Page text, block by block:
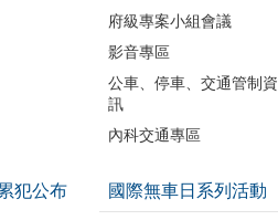
府級專案小組會議
影音專區
公車、停車、交通管制資
訊
內科交通專區
犯公布 國際無車日系列活動